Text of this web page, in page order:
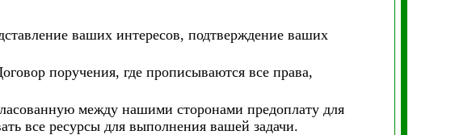
ваших интересов, подтверждение ваших
поручения, где прописываются все права,
между нашими сторонами предоплату для
все ресурсы для выполнения вашей задачи.